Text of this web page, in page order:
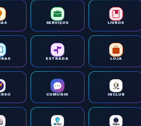
SERVIÇOS LIVROS
ESTRADA LOJA
COMUNIK INCLUB